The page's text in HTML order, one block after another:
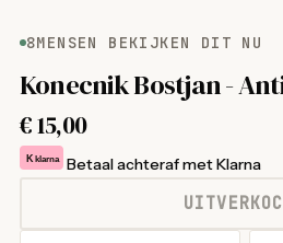
8MENSEN BEKIJKEN DIT NU
Konecnik Bostjan -
€15,00
K klarna Betaal achteraf met Klarna